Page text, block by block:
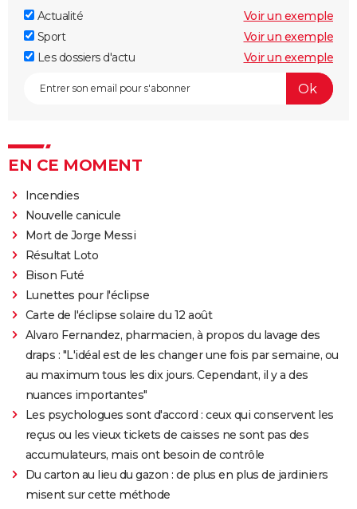
Actualité
Voir un exemple
Sport
Voir un exemple
Les dossiers d'actu
Voir un exemple
EN CE MOMENT
Incendies
Nouvelle canicule
Mort de Jorge Messi
Résultat Loto
Bison Futé
Lunettes pour l'éclipse
Carte de l'éclipse solaire du 12 août
Alvaro Fernandez, pharmacien, à propos du lavage des
draps : "L'idéal est de les changer une fois par semaine, ou
au maximum tous les dix jours. Cependant, il y a des
nuances importantes"
Les psychologues sont d'accord : ceux qui conservent les
reçus ou les vieux tickets de caisses ne sont pas des
accumulateurs, mais ont besoin de contrôle
Du carton au lieu du gazon : de plus en plus de jardiniers
misent sur cette méthode